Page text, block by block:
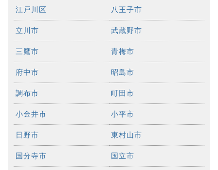
江戸川区 八王子市
立川市 武蔵野市
三鷹市 青梅市
府中市 昭島市
調布市 町田市
小金井市 小平市
日野市 東村山市
国分寺市 国立市